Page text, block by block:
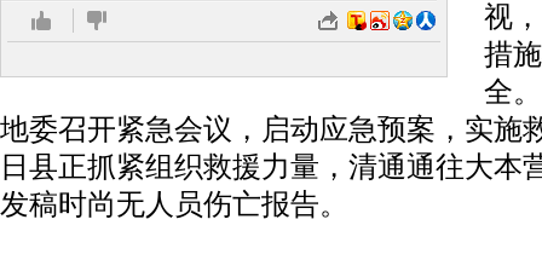
视
措
全
地委召开紧急会议，启动应急预案，实施
日县正抓紧组织救援力量，清通通往大本
发稿时尚无人员伤亡报告。